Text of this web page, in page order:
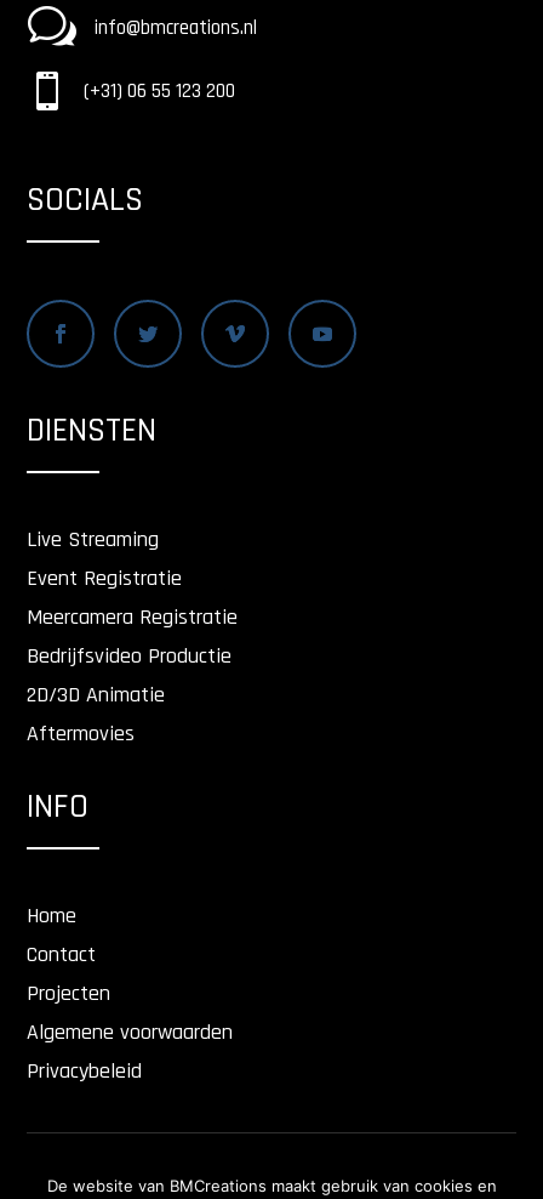
w info@bmcreations.nl
 (+31) 06 55 123 200
SOCIALS
DIENSTEN
Live Streaming
Event Registratie
Meercamera Registratie
Bedrijfsvideo Productie
2D/3D Animatie
Aftermovies
INFO
Home
Contact
Projecten
Algemene voorwaarden
Privacybeleid
Copyright © 2026 Ontwerp & RealisatieBTP
De website van BMCreations maakt gebruik van cookies en